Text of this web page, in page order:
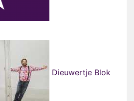
Dieuwertje Blok